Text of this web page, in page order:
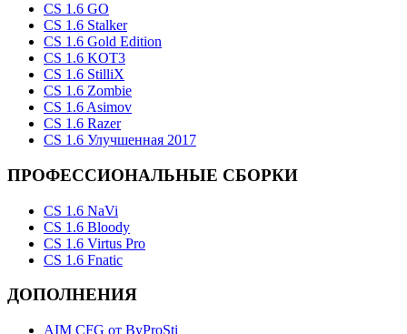
CS 1.6 GO
CS 1.6 Stalker
CS 1.6 Gold Edition
CS 1.6 KOT3
CS 1.6 StilliX
CS 1.6 Zombie
CS 1.6 Asimov
CS 1.6 Razer
CS 1.6 Улучшенная 2017
ПРОФЕССИОНАЛЬНЫЕ СБОРКИ
CS 1.6 NaVi
CS 1.6 Bloody
CS 1.6 Virtus Pro
CS 1.6 Fnatic
ДОПОЛНЕНИЯ
AIM CFG от ByProSti